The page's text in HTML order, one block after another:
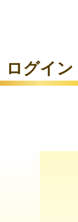
ログイン